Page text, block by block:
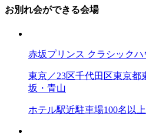
お別れ会ができる会場
赤坂プリンス クラシックハ
東京／23区千代田区東京都
坂・青山
ホテル駅近駐車場100名以